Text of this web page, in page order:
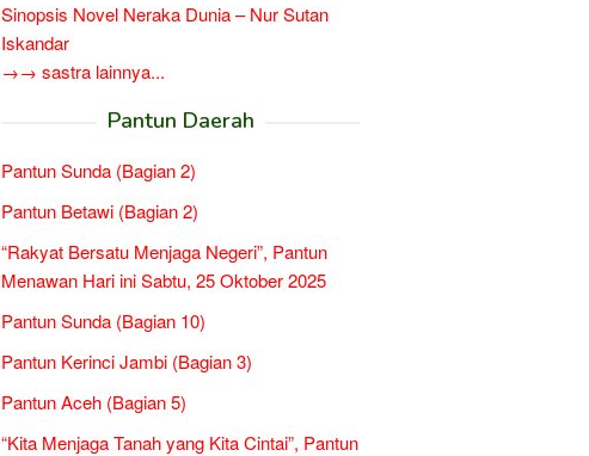
Sinopsis Novel Neraka Dunia – Nur Sutan
Iskandar
→→ sastra lainnya...
Pantun Daerah
Pantun Sunda (Bagian 2)
Pantun Betawi (Bagian 2)
“Rakyat Bersatu Menjaga Negeri”, Pantun
Menawan Hari ini Sabtu, 25 Oktober 2025
Pantun Sunda (Bagian 10)
Pantun Kerinci Jambi (Bagian 3)
Pantun Aceh (Bagian 5)
“Kita Menjaga Tanah yang Kita Cintai”, Pantun